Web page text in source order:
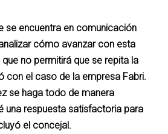
se encuentra en comunicación
cómo avanzar con esta
no permitirá que se repita la
con el caso de la empresa Fabri.
se haga todo de manera
una respuesta satisfactoria para
el concejal.